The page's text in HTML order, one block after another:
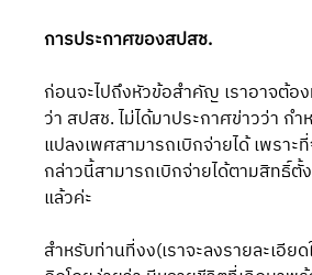
การประกาศของสปสช.
ก่อนจะไปถึงหัวข้อสำคัญ เราอาจต้
ว่า สปสช. ไม่ได้มาประกาศข่าวว่า ก
แปลงเพศสามารถเบิกจ่ายได้ เพรา
กล่าวนี้สามารถเบิกจ่ายได้ตามสิทธิ์ตั้
แล้วค่ะ
สำหรับท่านที่งง(เราจะลงรายละเอีย